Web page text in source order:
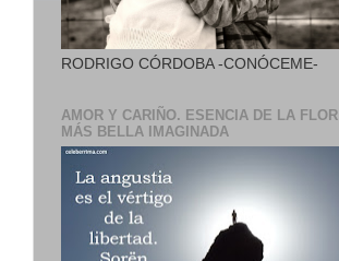
RODRIGO CÓRDOBA -CONÓCEME-
AMOR Y CARIÑO. ESENCIA DE LA FLOR
MÁS BELLA IMAGINADA